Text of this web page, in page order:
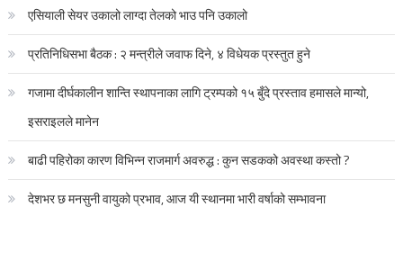
एसियाली सेयर उकालो लाग्दा तेलको भाउ पनि उकालो
प्रतिनिधिसभा बैठक : २ मन्त्रीले जवाफ दिने, ४ विधेयक प्रस्तुत हुने
गजामा दीर्घकालीन शान्ति स्थापनाका लागि ट्रम्पको १५ बुँदे प्रस्ताव हमासले मान्यो,
इसराइलले मानेन
बाढी पहिरोका कारण विभिन्न राजमार्ग अवरुद्ध : कुन सडकको अवस्था कस्तो ?
देशभर छ मनसुनी वायुको प्रभाव, आज यी स्थानमा भारी वर्षाको सम्भावना